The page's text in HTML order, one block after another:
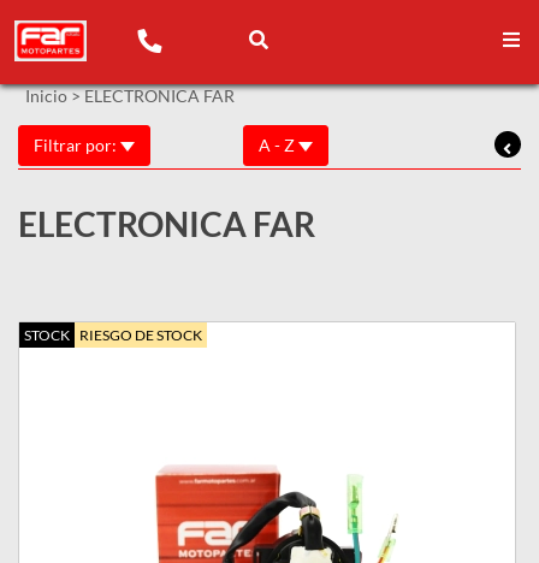
Inicio>ELECTRONICA FAR
Filtrar por: A - Z
ELECTRONICA FAR
STOCK RIESGO DE STOCK